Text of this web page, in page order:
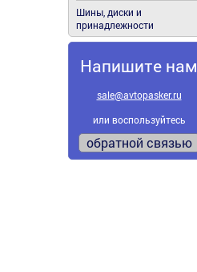
Шины, диски и
принадлежности
Напишите нам
sale@avtopasker.ru
или воспользуйтесь
обратной связью